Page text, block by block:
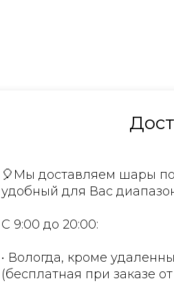
🎈Мы доставляем шары
удобный для Вас диапазон
С 9:00 до 20:00:
• Вологда, кроме
(бесплатная при заказе